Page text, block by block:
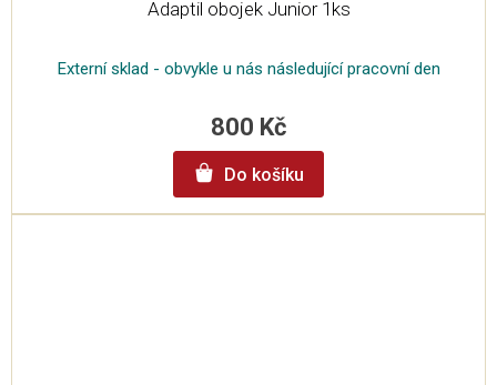
Adaptil obojek Junior 1ks
Externí sklad - obvykle u nás následující pracovní den
800 Kč
Do košíku